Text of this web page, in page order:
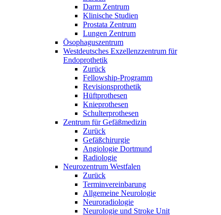
Darm Zentrum
Klinische Studien
Prostata Zentrum
Lungen Zentrum
Ösophaguszentrum
Westdeutsches Exzellenzzentrum für
Endoprothetik
Zurück
Fellowship-Programm
Revisionsprothetik
Hüftprothesen
Knieprothesen
Schulterprothesen
Zentrum für Gefäßmedizin
Zurück
Gefäßchirurgie
Angiologie Dortmund
Radiologie
Neurozentrum Westfalen
Zurück
Terminvereinbarung
Allgemeine Neurologie
Neuroradiologie
Neurologie und Stroke Unit